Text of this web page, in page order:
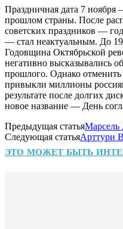
Праздничная дата 7 ноября
прошлом страны. После
советских праздников —
— стал неактуальным. До
Годовщина Октябрьской
негативно высказывались
прошлого. Однако
привыкли миллионы
результате после долгих
новое название — День
Предыдущая статья
Следующая статьяАрттури
ЭТО МОЖЕТ БЫТЬ